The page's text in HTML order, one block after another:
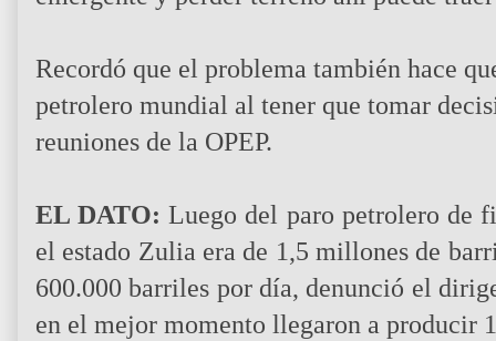
Recordó que el problema también hace
petrolero mundial al tener que tomar
reuniones de la OPEP.
EL DATO:Luego del paro petrolero de
el estado Zulia era de 1,5 millones de
600.000 barriles por día, denunció el
en el mejor momento llegaron a producir